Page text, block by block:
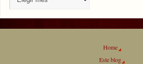
Home
Este blog